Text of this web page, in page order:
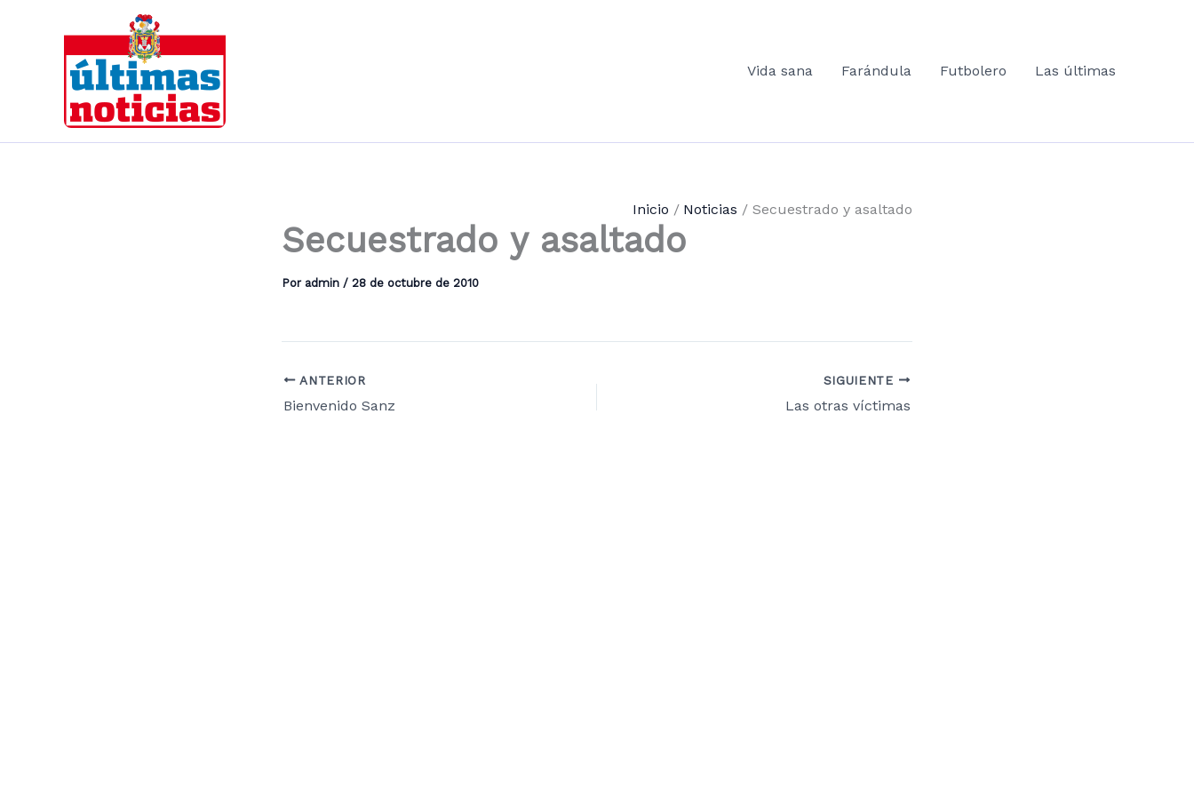
contenido
Vida sana
Farándula Futbolero Las últimas
Inicio Noticias Secuestrado y asaltado
Secuestrado y asaltado
Por admin / 28 de octubre de 2010
ANTERIOR
Bienvenido Sanz
SIGUIENTE
Las otras víctimas